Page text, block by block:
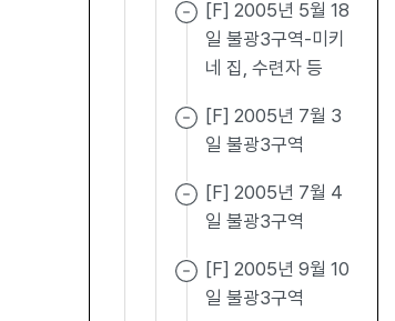
[F] 2005년 5월 18
일 불광3구역-미키
네 집, 수련자 등
[F] 2005년 7월 3
일 불광3구역
[F] 2005년 7월 4
일 불광3구역
[F] 2005년 9월 10
일 불광3구역